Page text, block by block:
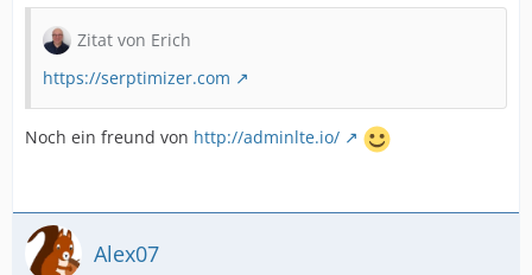
Zitat von Erich
https://serptimizer.com
Noch ein freund von http://adminlte.io/
Alex07